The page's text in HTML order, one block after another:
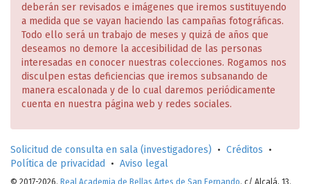
deberán ser revisados e imágenes que iremos sustituyendo
a medida que se vayan haciendo las campañas fotográficas.
Todo ello será un trabajo de meses y quizá de años que
deseamos no demore la accesibilidad de las personas
interesadas en conocer nuestras colecciones. Rogamos nos
disculpen estas deficiencias que iremos subsanando de
manera escalonada y de lo cual daremos periódicamente
cuenta en nuestra página web y redes sociales.
Solicitud de consulta en sala (investigadores) • Créditos •
Política de privacidad
• Aviso legal
© 2017-2026. Real Academia de Bellas Artes de San Fernando. c/ Alcalá, 13.